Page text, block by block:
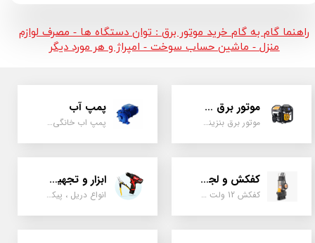
راهنما گام به گام خرید موتور برق : توان دستگاه ها - مصرف لوازم
منزل - ماشین حساب سوخت - امپراژ و هر مورد دیگر
موتور برق و ژنراتور
موتور برق بنزینی، دیزلی ، گازی ، سه گانه سوز
پمپ آب
پمپ اب خانگی، بشقابی ، جتی ، دو پروانه کشاورزی
کفکش و لجن کش
کفکش 12 ولت ، 220 ولت ، یک اینچ به بالا لجن کش کاتردار، لجن کش چدنی
ابزار و تجهیزات
انواع دریل ، پیکور، ابزارالات، سیل مکانیکی، قطعات پمپ